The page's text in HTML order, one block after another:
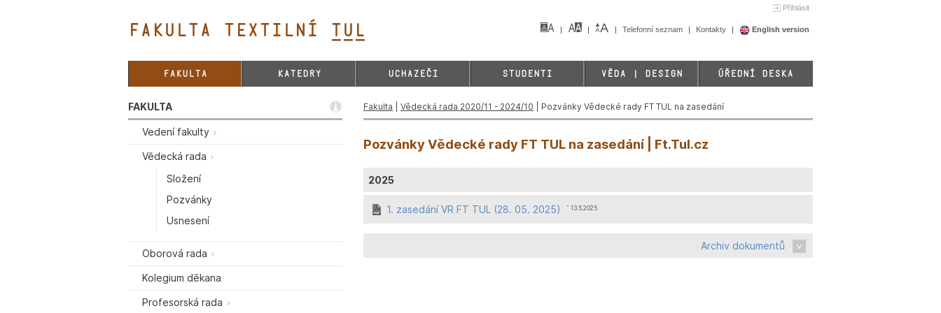
Přihlásit
FAKULTA TEXTILNÍ TUL& Telefonní seznam Kontakty English version
FAKULTA KATEDRY UCHAZEČI STUDENTI VĚDA | DESIGN ÚŘEDNÍ DESKA
FAKULTA
Vedení fakulty
Vědecká rada
Složení
Pozvánky
Usnesení
Oborová rada
Kolegium děkana
Profesorská rada
Fakulta Vědecká rada 2020/11 - 2024/10 | Pozvánky Vědecké rady FT TUL na zasedání
Pozvánky Vědecké rady FT TUL na zasedání | Ft.Tul.cz
2025
1. zasedání VR FT TUL (28. 05. 2025) ˆ 13.5.2025
Archiv dokumentů